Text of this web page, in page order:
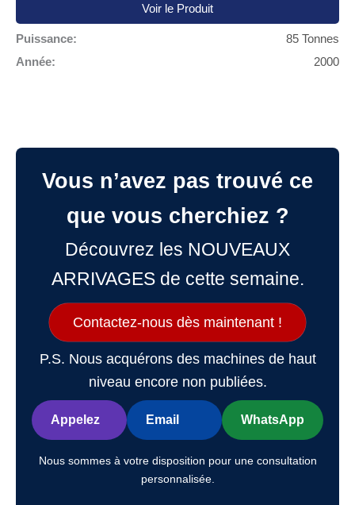
Voir le Produit
Puissance:
85 Tonnes
Année:
2000
Vous n’avez pas trouvé ce
que vous cherchiez ?
Découvrez les NOUVEAUX
ARRIVAGES de cette semaine.
Contactez-nous dès maintenant !
P.S. Nous acquérons des machines de haut
niveau encore non publiées.
Appelez Email WhatsApp
Nous sommes à votre disposition pour une consultation
personnalisée.